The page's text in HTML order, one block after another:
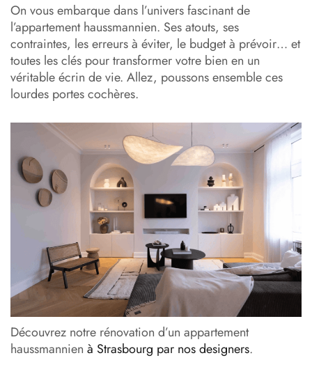
On vous embarque dans l’univers fascinant de
l’appartement haussmannien. Ses atouts, ses
contraintes, les erreurs à éviter, le budget à prévoir… et
toutes les clés pour transformer votre bien en un
véritable écrin de vie. Allez, poussons ensemble ces
lourdes portes cochères.
Découvrez notre rénovation d’un appartement
haussmannien à Strasbourg par nos designers.